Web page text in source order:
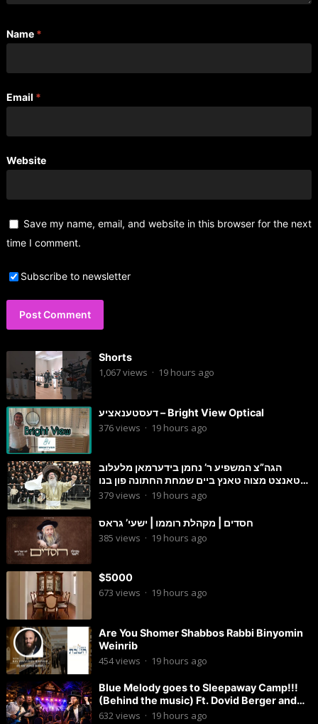
Name *
Email *
Website
Save my name, email, and website in this browser for the next
time I comment.
Subscribe to newsletter
Shorts
1,067views · 19 hours ago
דעסטענאציע – Bright View Optical
376views · 19 hours ago
הגה”צ המשפיע ר’ נחמן בידערמאן מלעלוב
טאנצט מצוה טאנץ ביים שמחת החתונה פון בנו
החתן
379views · 19 hours ago
חסדים | מקהלת רוממו | ישעי’ גראס
385 views · 19 hours ago
$5000
673 views · 19 hours ago
Are You Shomer Shabbos Rabbi Binyomin
Weinrib
454views · 19 hours ago
Blue Melody goes to Sleepaway Camp!!!
(Behind the music) Ft. Dovid Berger and
Chaim Brown
632views · 19 hours ago